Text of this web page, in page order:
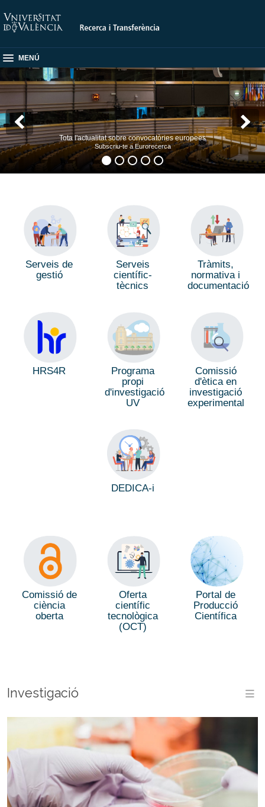
MENÚ
Tota l'actualitat sobre convocatòries europees
Subscriu-te a Eurorecerca
Serveis de
gestió
Serveis
científic-
tècnics
Tràmits,
normativa i
documentació
HRS4R
Programa
propi
d'investigació
UV
Comissió
d'ètica en
investigació
experimental
DEDICA-i
Comissió de
ciència
oberta
Oferta
científic
tecnològica
(OCT)
Portal de
Producció
Científica
Investigació